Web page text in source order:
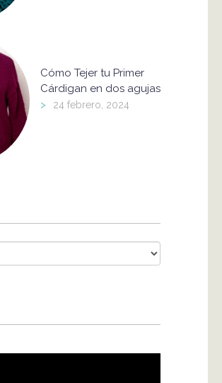
Cómo Tejer tu Primer
Cárdigan en dos agujas
> 24 febrero, 2024